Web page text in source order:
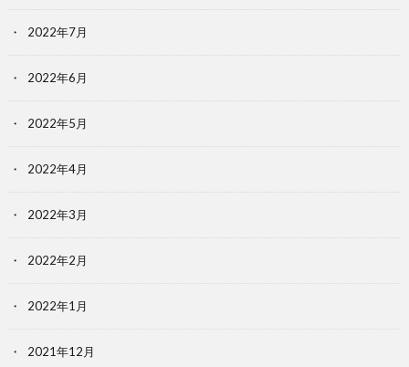
2022年7月
2022年6月
2022年5月
2022年4月
2022年3月
2022年2月
2022年1月
2021年12月